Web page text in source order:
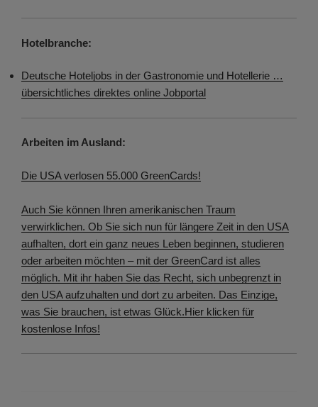
Hotelbranche:
Deutsche Hoteljobs in der Gastronomie und Hotellerie …
übersichtliches direktes online Jobportal
Arbeiten im Ausland:
Die USA verlosen 55.000 GreenCards!
Auch Sie können Ihren amerikanischen Traum
verwirklichen. Ob Sie sich nun für längere Zeit in den USA
aufhalten, dort ein ganz neues Leben beginnen, studieren
oder arbeiten möchten – mit der GreenCard ist alles
möglich. Mit ihr haben Sie das Recht, sich unbegrenzt in
den USA aufzuhalten und dort zu arbeiten. Das Einzige,
was Sie brauchen, ist etwas Glück.Hier klicken für
kostenlose Infos!